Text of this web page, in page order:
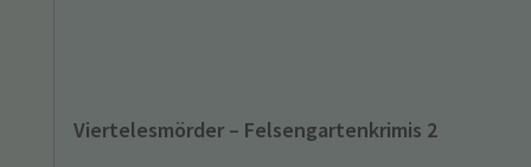
Viertelesmörder – Felsengartenkrimis 2